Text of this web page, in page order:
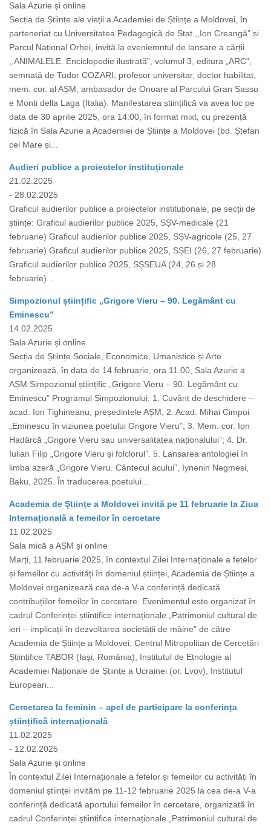
Sala Azurie și online
Secția de Științe ale vieții a Academiei de Științe a Moldovei, în
parteneriat cu Universitatea Pedagogică de Stat ,,Ion Creangă” și
Parcul Național Orhei, invită la eveniemntul de lansare a cărții
,,ANIMALELE. Enciclopedie ilustrată”, volumul 3, editura „ARC”,
semnată de Tudor COZARI, profesor universitar, doctor habilitat,
mem. cor. al AȘM, ambasador de Onoare al Parcului Gran Sasso
e Monti della Laga (Italia). Manifestarea științifică va avea loc pe
data de 30 aprilie 2025, ora 14:00, în format mixt, cu prezență
fizică în Sala Azurie a Academiei de Științe a Moldovei (bd. Ștefan
cel Mare și...
Audieri publice a proiectelor instituționale
21.02.2025
- 28.02.2025
Graficul audierilor publice a proiectelor instituționale, pe secții de
științe: Graficul audierilor publice 2025, SȘV-medicale (21
februarie) Graficul audierilor publice 2025, SȘV-agricole (25, 27
februarie) Graficul audierilor publice 2025, SȘEI (26, 27 februarie)
Graficul audierilor publice 2025, SȘSEUA (24, 26 și 28
februarie)...
Simpozionul științific „Grigore Vieru – 90. Legământ cu
Eminescu”
14.02.2025
Sala Azurie și online
Secția de Științe Sociale, Economice, Umanistice și Arte
organizează, în data de 14 februarie, ora 11.00, Sala Azurie a
AȘM Simpozionul științific „Grigore Vieru – 90. Legământ cu
Eminescu” Programul Simpozionului: 1. Cuvânt de deschidere –
acad. Ion Tighineanu, președintele AȘM; 2. Acad. Mihai Cimpoi
„Eminescu în viziunea poetului Grigore Vieru”; 3. Mem. cor. Ion
Hadârcă „Grigore Vieru sau universalitatea naționalului”; 4. Dr.
Iulian Filip „Grigore Vieru și folclorul”. 5. Lansarea antologiei în
limba azeră „Grigore Vieru. Cântecul acului”, Iynǝnin Nǝgmesi,
Baku, 2025. În traducerea poetului...
Academia de Științe a Moldovei invită pe 11 februarie la Ziua
Internațională a femeilor în cercetare
11.02.2025
Sala mică a AȘM și online
Marți, 11 februarie 2025, în contextul Zilei Internaționale a fetelor
și femeilor cu activități în domeniul științei, Academia de Științe a
Moldovei organizează cea de-a V-a conferință dedicată
contribuțiilor femeilor în cercetare. Evenimentul este organizat în
cadrul Conferinței științifice internaționale „Patrimoniul cultural de
ieri – implicații în dezvoltarea societății de mâine” de către
Academia de Științe a Moldovei, Centrul Mitropolitan de Cercetări
Științifice TABOR (Iași, România), Institutul de Etnologie al
Academiei Naționale de Științe a Ucrainei (or. Lvov), Institutul
European...
Cercetarea la feminin – apel de participare la conferința
științifică internațională
11.02.2025
- 12.02.2025
Sala Azurie și online
În contextul Zilei Internaționale a fetelor și femeilor cu activități în
domeniul științei invităm pe 11-12 februarie 2025 la cea de-a V-a
conferință dedicată aportului femeilor în cercetare, organizată în
cadrul Conferinței științifice internaționale „Patrimoniul cultural de